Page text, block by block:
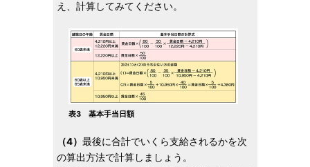
え、計算してみてください。
表3 基本手当日額
（4） 最後に合計でいくら支給されるかを次
の算出方法で計算しましょう。